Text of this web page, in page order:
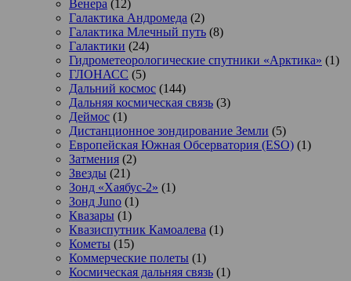
Венера (12)
Галактика Андромеда (2)
Галактика Млечный путь (8)
Галактики (24)
Гидрометеорологические спутники «Арктика» (1)
ГЛОНАСС (5)
Дальний космос (144)
Дальняя космическая связь (3)
Деймос (1)
Дистанционное зондирование Земли (5)
Европейская Южная Обсерватория (ESO) (1)
Затмения (2)
Звезды (21)
Зонд «Хаябус-2» (1)
Зонд Juno (1)
Квазары (1)
Квазиспутник Камоалева (1)
Кометы (15)
Коммерческие полеты (1)
Космическая дальняя связь (1)